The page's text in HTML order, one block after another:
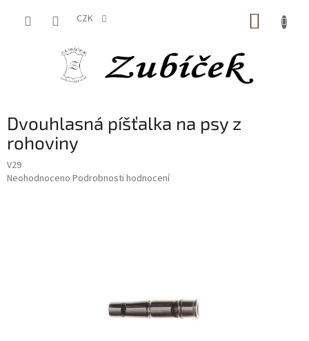
CZK
Dvouhlasná píšťalka na psy z
rohoviny
V29
Průměrné
Neohodnoceno Podrobnosti hodnocení